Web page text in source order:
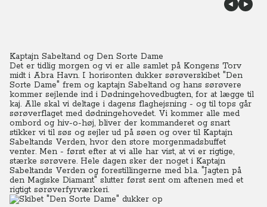
Kaptajn Sabeltand og Den Sorte Dame
Det er tidlig morgen og vi er alle samlet på Kongens Torv
midt i Abra Havn. I horisonten dukker sørøverskibet "Den
Sorte Dame" frem og kaptajn Sabeltand og hans sørøvere
kommer sejlende ind i Dødningehovedbugten, for at lægge til
kaj. Alle skal vi deltage i dagens flaghejsning - og til tops går
sørøverflaget med dødningehovedet. Vi kommer alle med
ombord og hiv-o-høj, bliver der kommanderet og snart
stikker vi til søs og sejler ud på søen og over til Kaptajn
Sabeltands Verden, hvor den store morgenmadsbuffet
venter. Men - først efter at vi alle har vist, at vi er rigtige,
stærke sørøvere. Hele dagen sker der noget i Kaptajn
Sabeltands Verden og forestillingerne med bl.a. "Jagten på
den Magiske Diamant" slutter først sent om aftenen med et
rigtigt sørøverfyrværkeri.